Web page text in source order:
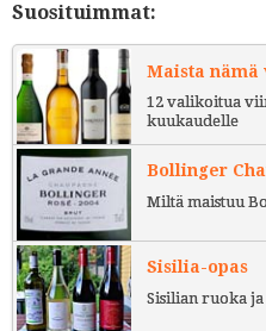
Suosituimmat:
Maista nämä
12 valikoitua
kuukaudelle
Bollinger
Miltä maistuu
Sisilia-opas
Sisilian ruoka